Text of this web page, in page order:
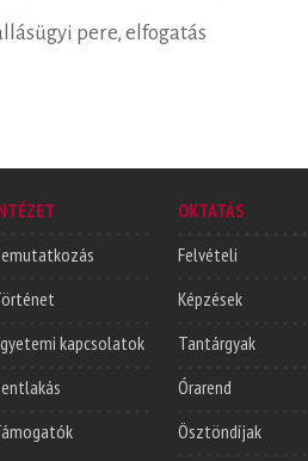
pere, elfogatás
kapcsolatok
OKTATÁS
Felvételi
Képzések
Tantárgyak
Órarend
Ösztöndíjak